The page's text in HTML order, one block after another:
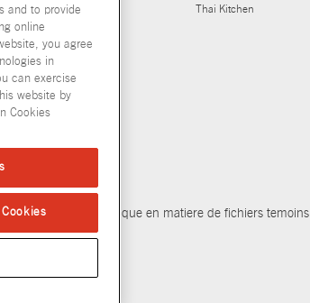
Thai Kitchen
d’utilisation Politique en matiere de fichiers temoins
and to provide
online
you agree
in
can exercise
website by
Cookies